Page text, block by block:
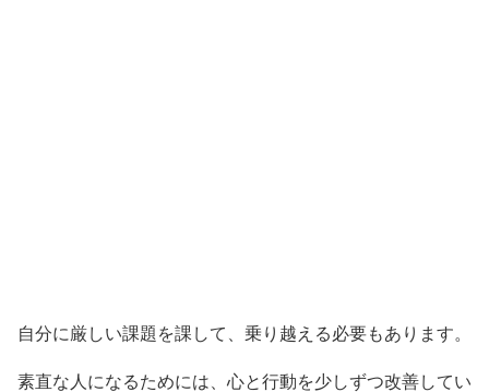
自分に厳しい課題を課して、乗り越える必要もあります。
素直な人になるためには、心と行動を少しずつ改善してい